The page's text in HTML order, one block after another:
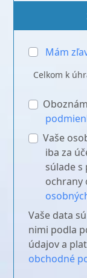
Mám
Celkom k
Vaše
iba za
súlade s
ochrany
Vaše data
nimi podla
údajov a
obchodné